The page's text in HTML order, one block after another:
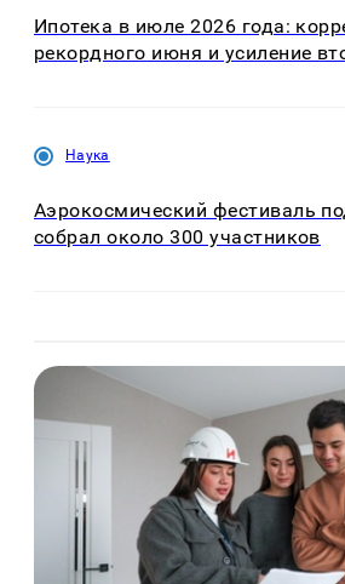
Ипотека в июле 2026 года:
рекордного июня и усиление
Наука
Аэрокосмический фестиваль
собрал около 300 участников